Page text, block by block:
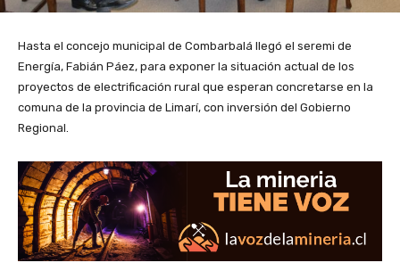
Hasta el concejo municipal de Combarbalá llegó el seremi de
Energía, Fabián Páez, para exponer la situación actual de los
proyectos de electrificación rural que esperan concretarse en la
comuna de la provincia de Limarí, con inversión del Gobierno
Regional.